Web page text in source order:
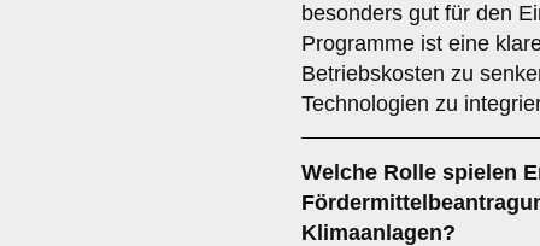
besonders gut für den
Programme ist eine
Betriebskosten zu
Technologien zu
Welche Rolle spielen
Klimaanlagen?